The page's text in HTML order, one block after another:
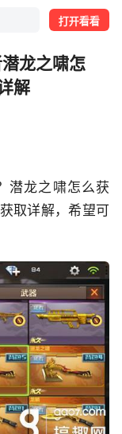
打开看看
龙之啸怎
解
潜龙之啸怎么获
取详解，希望可